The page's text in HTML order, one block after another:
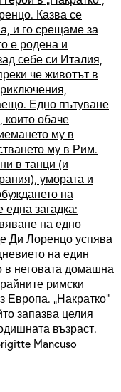
Казва се
и го срещаме за
е родена и
себе си Италия,
че животът в
Едно пътуване
обаче
му в
му в Рим.
в танци (и
умората и
на
една загадка:
на едно
Ди Лоренцо успява
на един
в неговата домашна
римски
Европа. „Накратко”
запазва целия
възраст.
Mancuso